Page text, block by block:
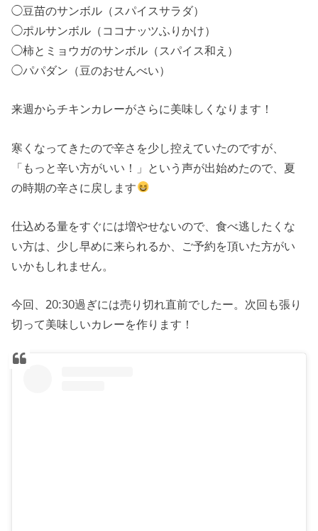
◯豆苗のサンボル（スパイスサラダ）
◯ポルサンボル（ココナッツふりかけ）
◯柿とミョウガのサンボル（スパイス和え）
◯パパダン（豆のおせんべい）
来週からチキンカレーがさらに美味しくなります！
寒くなってきたので辛さを少し控えていたのですが、
「もっと辛い方がいい！」という声が出始めたので、夏
の時期の辛さに戻します
仕込める量をすぐには増やせないので、食べ逃したくな
い方は、少し早めに来られるか、ご予約を頂いた方がい
いかもしれません。
今回、20:30過ぎには売り切れ直前でしたー。次回も張り
切って美味しいカレーを作ります！